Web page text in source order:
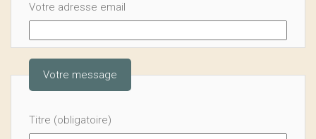
Votre adresse email
Votre message
Titre (obligatoire)